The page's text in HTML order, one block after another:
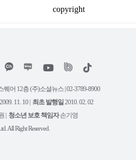
copyright
위
트
유
튜
틱
어 12층 (주)소셜뉴스 | 02-3789-8900
2009. 11. 10 | 최초 발행일2010. 02. 02
| 청소년 보호 책임자손기영
All Right Reserved.